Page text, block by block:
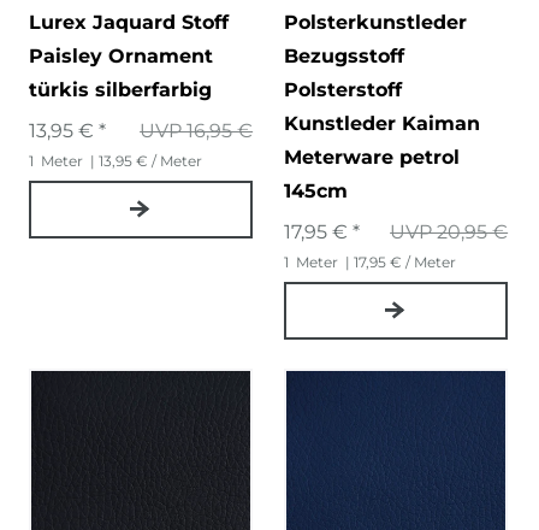
Lurex Jaquard Stoff
Paisley Ornament
türkis silberfarbig
UVP 16,95 €
13,95 € *
1 Meter | 13,95 € / Meter
Polsterkunstleder
Bezugsstoff
Polsterstoff
Kunstleder Kaiman
Meterware petrol
145cm
UVP 20,95 €
17,95 € *
1 Meter | 17,95 € / Meter